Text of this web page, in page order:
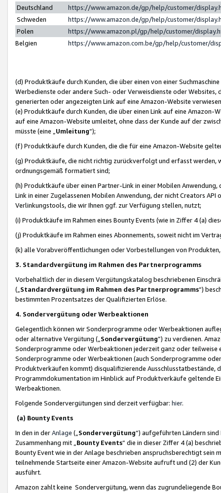
Deutschland
https://www.amazon.de/gp/help/customer/
Schweden
https://www.amazon.de/gp/help/customer/
Polen
https://www.amazon.pl/gp/help/customer/
Belgien
https://www.amazon.com.be/gp/help/customer/
(d) Produktkäufe durch Kunden, die über einen von einer
Werbedienste oder andere Such- oder Verweisdienste oder Websites,
generierten oder angezeigten Link auf eine Amazon-Website
(e) Produktkäufe durch Kunden, die über einen Link auf eine
auf eine Amazon-Website umleitet, ohne dass der Kunde auf der
müsste (eine „ Umleitung“);
(f) Produktkäufe durch Kunden, die die für eine Amazon-Website
(g) Produktkäufe, die nicht richtig zurückverfolgt und erfasst werden,
ordnungsgemäß formatiert sind;
(h) Produktkäufe über einen Partner-Link in einer Mobilen
Link in einer Zugelassenen Mobilen Anwendung, der nicht Creators
Verlinkungstools, die wir Ihnen ggf. zur Verfügung stellen, nutzt;
(i) Produktkäufe im Rahmen eines Bounty Events (wie in Ziffer 4 (a)
(j) Produktkäufe im Rahmen eines Abonnements, soweit nicht im
(k) alle Vorabveröffentlichungen oder Vorbestellungen von
3. Standardvergütung im Rahmen des Partnerprogramms
Vorbehaltlich der in diesem Vergütungskatalog beschriebenen
(„ Standardvergütung im Rahmen des Partnerprogramms“)
bestimmten Prozentsatzes der Qualifizierten Erlöse.
4. Sondervergütung oder Werbeaktionen
Gelegentlich können wir Sonderprogramme oder Werbeaktionen
oder alternative Vergütung („ Sondervergütung”) zu verdienen.
Sonderprogramme oder Werbeaktionen jederzeit ganz oder
Sonderprogramme oder Werbeaktionen (auch Sonderprogramme
Produktverkäufen kommt) disqualifizierende Ausschlusstatbestände,
Programmdokumentation im Hinblick auf Produktverkäufe geltende
Werbeaktionen.
Folgende Sondervergütungen sind derzeit verfügbar: hier.
(a) Bounty Events
In den in derAnlage („ Sondervergütung“) aufgeführten Ländern
Zusammenhang mit „ Bounty Events“ die in dieser Ziffer 4 (a)
Bounty Event wie in der Anlage beschrieben anspruchsberechtigt sein
teilnehmende Startseite einer Amazon-Website aufruft und (2) der
ausführt.
Amazon zahlt keine Sondervergütung, wenn das zugrundeliegende